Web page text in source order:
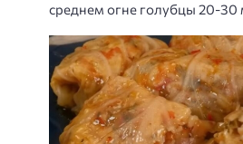
среднем огне голубцы 20-30